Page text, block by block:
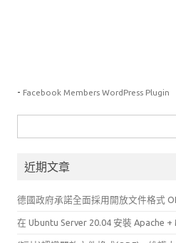
- Facebook Members WordPress Plugin
尋
鍵近期文章
德國政府承諾全面採用開放文件格式
在 Ubuntu Server 20.04 安裝 Apache +